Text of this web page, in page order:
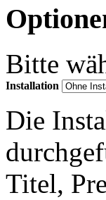
Bitte
Installation
Die
Titel,